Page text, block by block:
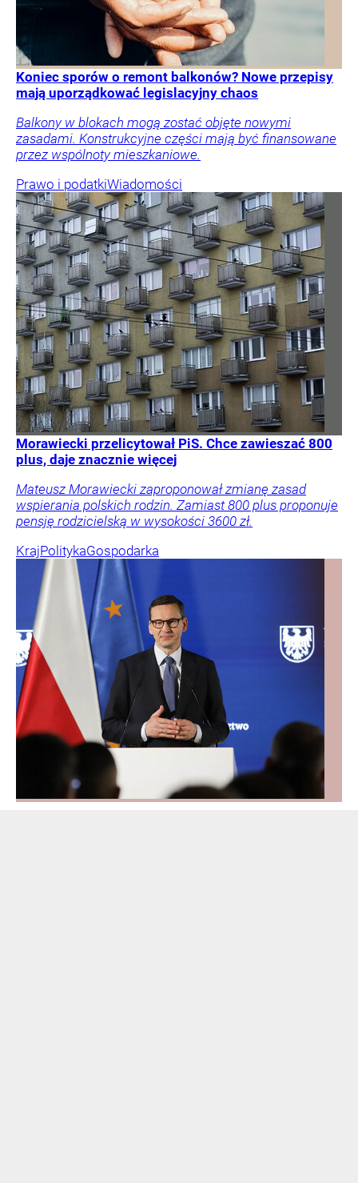
Koniec sporów o remont balkonów? Nowe przepisy
mają uporządkować legislacyjny chaos
Balkony w blokach mogą zostać objęte nowymi
zasadami. Konstrukcyjne części mają być finansowane
przez wspólnoty mieszkaniowe.
Prawo i podatkiWiadomości
Morawiecki przelicytował PiS. Chce zawieszać 800
plus, daje znacznie więcej
Mateusz Morawiecki zaproponował zmianę zasad
wspierania polskich rodzin. Zamiast 800 plus proponuje
pensję rodzicielską w wysokości 3600 zł.
KrajPolitykaGospodarka